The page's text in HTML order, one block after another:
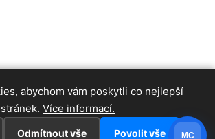
abychom vám poskytli co nejlepší
Více informací.
Odmítnout vše Povolit vše MC